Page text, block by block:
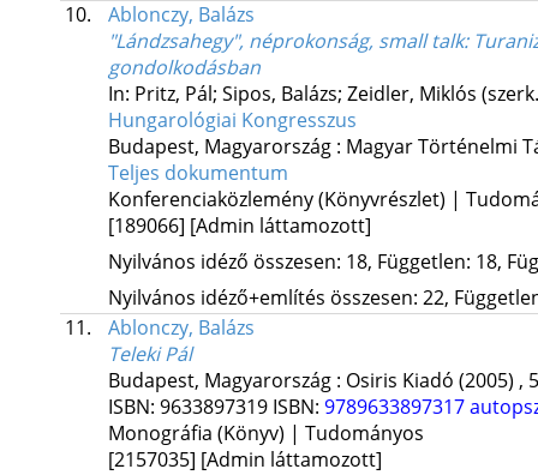
10.
Ablonczy, Balázs
"Lándzsahegy", néprokonság, small talk:
gondolkodásban
In: Pritz, Pál; Sipos, Balázs; Zeidler, Miklós
Hungarológiai Kongresszus
Budapest, Magyarország : Magyar Történelmi
Teljes dokumentum
Konferenciaközlemény (Könyvrészlet) |
[189066] [Admin láttamozott]
Nyilvános idéző összesen: 18, Független: 18,
Nyilvános idéző+említés összesen: 22,
11.
Ablonczy, Balázs
Teleki Pál
Budapest, Magyarország : Osiris Kiadó (2005) ,
ISBN: 9633897319 ISBN: 9789633897317
Monográfia (Könyv) | Tudományos
[2157035] [Admin láttamozott]